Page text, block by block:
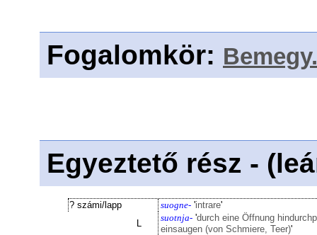
Fogalomkör:
Egyeztető rész -
? számi/lapp suogne- 'intrare'
L
suotnja- 'durch eine Öffnung
einsaugen (von Schmiere, Teer)'